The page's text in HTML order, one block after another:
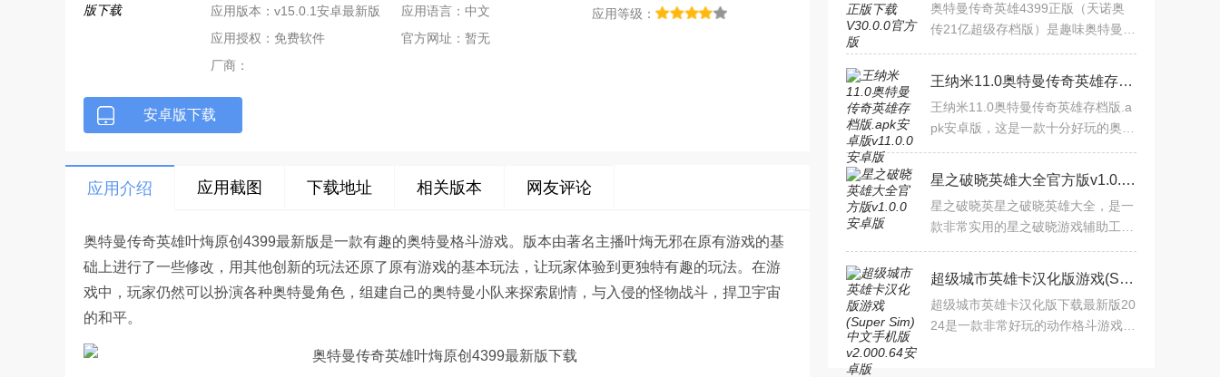
应用版本：v15.0.1安卓最新版
应用语言：中文
应用等级：
应用授权：免费软件
官方网址：暂无
厂商：
安卓版下载
应用介绍 应用截图 下载地址 相关版本 网友评论
奥特曼传奇英雄叶烸原创4399最新版是一款有趣的奥特曼格斗游戏。版本由著名主播叶烸无邪在原有游戏的基
础上进行了一些修改，用其他创新的玩法还原了原有游戏的基本玩法，让玩家体验到更独特有趣的玩法。在游
戏中，玩家仍然可以扮演各种奥特曼角色，组建自己的奥特曼小队来探索剧情，与入侵的怪物战斗，捍卫宇宙
的和平。
奥特曼传奇英雄4399正版（天诺奥
传21亿超级存档版）是趣味奥特曼英
备。支持多人开黑打世界BOSS、经
典角色养成，挂机系统离线也得
王纳米11.0奥特曼传奇英雄存档版.apk安卓版v11.0.0安卓版
王纳米11.0奥特曼传奇英雄存档版.a
pk安卓版，这是一款十分好玩的奥特
特曼的动画经典，每位玩家都能感受
到奥特曼的独特魅力和正
星之破晓英雄大全官方版v1.0.0安卓版
星之破晓英星之破晓英雄大全，是一
款非常实用的星之破晓游戏辅助工
了解游戏中的角色，制定更有效的策
略，从而在游戏中取得更好
超级城市英雄卡汉化版游戏(Super Sim)中文手机版v2.000.64安卓版
超级城市英雄卡汉化版下载最新版20
24是一款非常好玩的动作格斗游戏，